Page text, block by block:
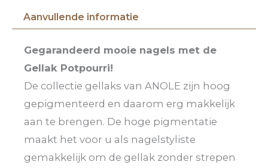
Aanvullende informatie
Gegarandeerd mooie nagels met de
Gellak Potpourri!
De collectie gellaks van ANOLE zijn hoog
gepigmenteerd en daarom erg makkelijk
aan te brengen. De hoge pigmentatie
maakt het voor u als nagelstyliste
gemakkelijk om de gellak zonder strepen